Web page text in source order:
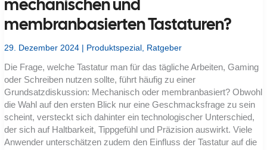
mechanischen und
membranbasierten Tastaturen?
29. Dezember 2024 Produktspezial Ratgeber
Die Frage, welche Tastatur man für das tägliche Arbeiten, Gaming
oder Schreiben nutzen sollte, führt häufig zu einer
Grundsatzdiskussion: Mechanisch oder membranbasiert? Obwohl
die Wahl auf den ersten Blick nur eine Geschmacksfrage zu sein
scheint, versteckt sich dahinter ein technologischer Unterschied,
der sich auf Haltbarkeit, Tippgefühl und Präzision auswirkt. Viele
Anwender unterschätzen zudem den Einfluss der Tastatur auf die